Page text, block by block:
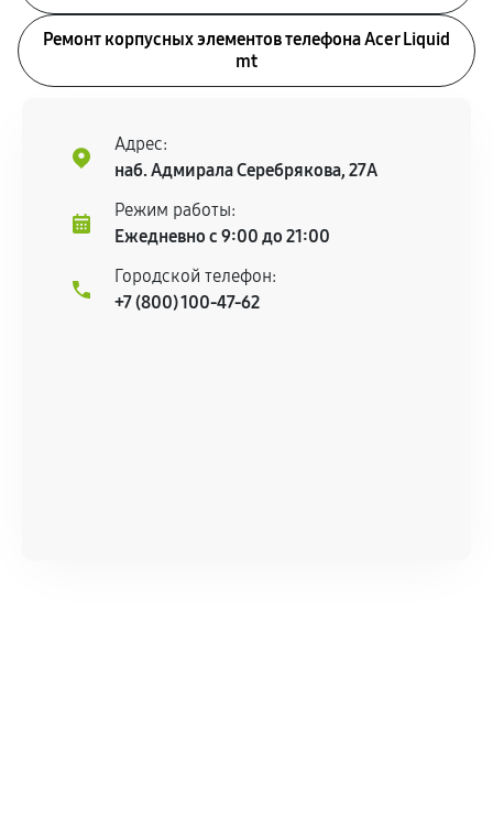
Ремонт корпусных элементов телефона Acer Liquid
mt
Адрес:
наб. Адмирала Серебрякова, 27А
Режим работы:
Ежедневно с 9:00 до 21:00
Городской телефон:
+7 (800) 100-47-62